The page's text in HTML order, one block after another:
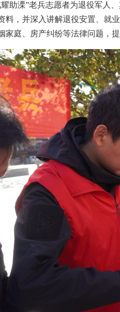
助溧”老兵志愿者为退役军人
料，并深入讲解退役安置、就
家庭、房产纠纷等法律问题，